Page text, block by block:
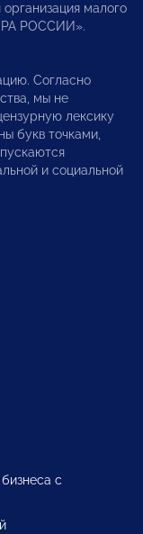
малого
РОССИИ».
Согласно
мы не
лексику
букв точками,
и социальной
с